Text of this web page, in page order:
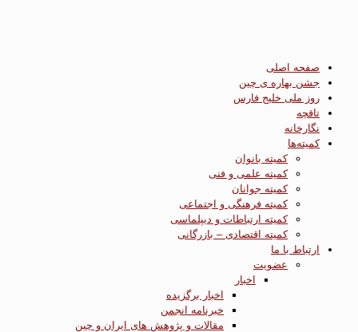
صفحه اصلی
جشن بهاره ی چین
روز ملی خلیج فارس
تاقچه
نگارخانه
کمیته‌ها
کمیته بانوان
کمیته علمی و فنی
کمیته جوانان
کمیته فرهنگی و اجتماعی
کمیته ارتباطات و دیپلماسی
کمیته اقتصادی – بازرگانی
ارتباط با ما
عضویت
اخبار
اخبار برگزیده
خبرنامه انجمن
مقالات و پژوهش های ایران و چین